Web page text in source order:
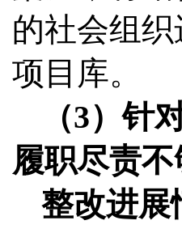
的社会组
项目库。
（3）针
履职尽责
整改进展